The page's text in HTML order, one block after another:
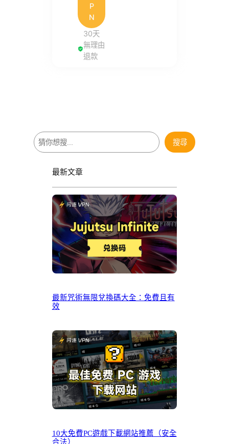
P
N
30天
無理由
退款
搜
尋
搜尋
最新文章
最新咒術無限兌換碼大全：免費且有
效
10大免費PC遊戲下載網站推薦（安全
合法）